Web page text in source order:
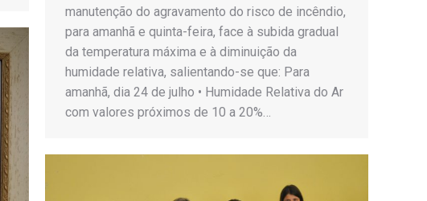
manutenção do agravamento do risco de incêndio,
para amanhã e quinta-feira, face à subida gradual
da temperatura máxima e à diminuição da
humidade relativa, salientando-se que: Para
amanhã, dia 24 de julho • Humidade Relativa do Ar
com valores próximos de 10 a 20%…